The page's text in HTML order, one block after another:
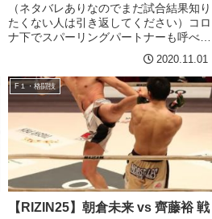
（ネタバレありなのでまだ試合結果知り
たくない人は引き返してください）コロ
ナ下でスパーリングパートナーも呼べな
い、練習も不自由、海外の試合、パッキ
ャオのような真のスーパースターへの新
たなスタートとして周囲の巨大な期待を
背負いながらの聖地ラスベ...
2020.11.01
F１・格闘技
【RIZIN25】朝倉未来 vs 齊藤裕 戦